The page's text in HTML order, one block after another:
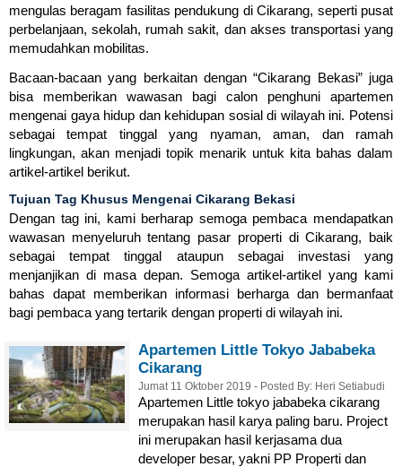
mengulas beragam fasilitas pendukung di Cikarang, seperti pusat
perbelanjaan, sekolah, rumah sakit, dan akses transportasi yang
memudahkan mobilitas.
Bacaan-bacaan yang berkaitan dengan “Cikarang Bekasi” juga
bisa memberikan wawasan bagi calon penghuni apartemen
mengenai gaya hidup dan kehidupan sosial di wilayah ini. Potensi
sebagai tempat tinggal yang nyaman, aman, dan ramah
lingkungan, akan menjadi topik menarik untuk kita bahas dalam
artikel-artikel berikut.
Tujuan Tag Khusus Mengenai Cikarang Bekasi
Dengan tag ini, kami berharap semoga pembaca mendapatkan
wawasan menyeluruh tentang pasar properti di Cikarang, baik
sebagai tempat tinggal ataupun sebagai investasi yang
menjanjikan di masa depan. Semoga artikel-artikel yang kami
bahas dapat memberikan informasi berharga dan bermanfaat
bagi pembaca yang tertarik dengan properti di wilayah ini.
Apartemen Little Tokyo Jababeka
Cikarang
Jumat 11 Oktober 2019 - Posted By: Heri Setiabudi
Apartemen Little tokyo jababeka cikarang
merupakan hasil karya paling baru. Project
ini merupakan hasil kerjasama dua
developer besar, yakni PP Properti dan